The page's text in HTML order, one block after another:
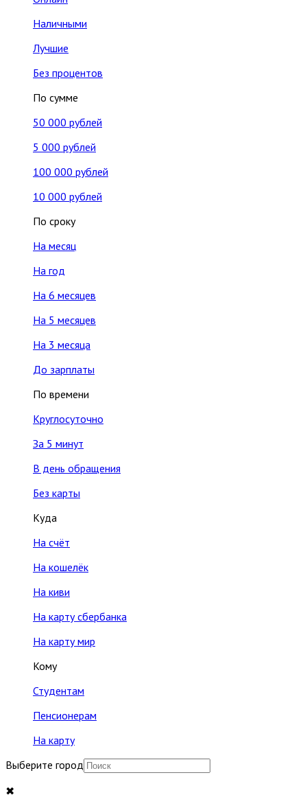
Наличными
Лучшие
Без процентов
По сумме
50 000 рублей
5 000 рублей
100 000 рублей
10 000 рублей
По сроку
На месяц
На год
На 6 месяцев
На 5 месяцев
На 3 месяца
До зарплаты
По времени
Круглосуточно
За 5 минут
В день обращения
Без карты
Куда
На счёт
На кошелёк
На киви
На карту сбербанка
На карту мир
Кому
Студентам
Пенсионерам
На карту
Выберите город
✖